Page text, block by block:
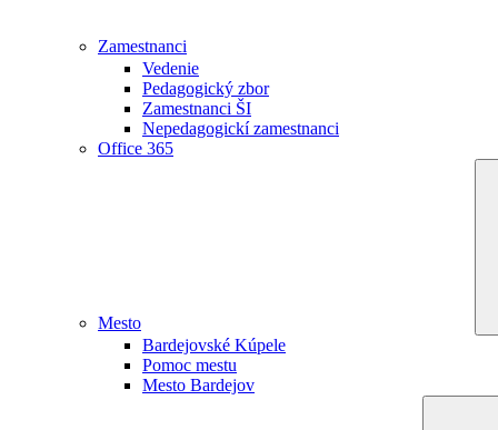
Zamestnanci
Vedenie
Pedagogický zbor
Zamestnanci ŠI
Nepedagogickí zamestnanci
Office 365
Mesto
Bardejovské Kúpele
Pomoc mestu
Mesto Bardejov